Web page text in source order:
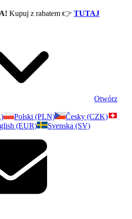
Kupuj z rabatem 👉 TUTAJ
Otwórz
Polski (PLN)
Česky (CZK)
(EUR) Svenska (SV)